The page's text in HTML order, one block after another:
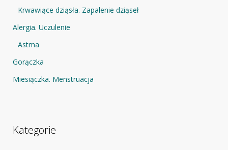
Krwawiące dziąsła. Zapalenie dziąseł
Alergia. Uczulenie
Astma
Gorączka
Miesiączka. Menstruacja
Kategorie